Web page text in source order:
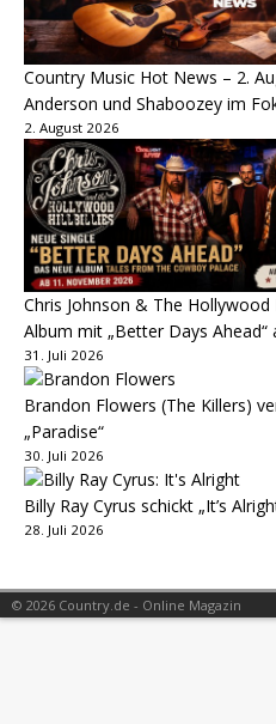
Country Music Hot News – 2.
Anderson und Shaboozey im
2. August 2026
Chris Johnson & The Hollywood
Album mit „Better Days Ahead“
31. Juli 2026
Brandon Flowers (The Killers)
„Paradise“
30. Juli 2026
Billy Ray Cyrus schickt „It’s
28. Juli 2026
© 2026 Country.de - Online Magazin